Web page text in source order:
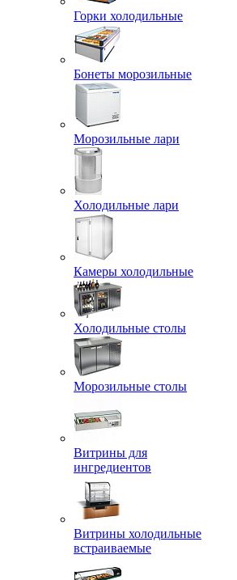
Горки холодильные
Бонеты морозильные
Морозильные лари
Холодильные лари
Камеры холодильные
Холодильные столы
Морозильные столы
Витрины для
ингредиентов
Витрины холодильные
встраиваемые